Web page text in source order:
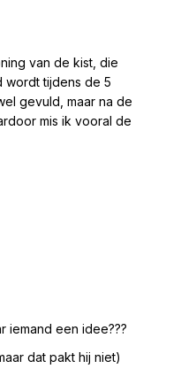
van de kist, die
wordt tijdens de 5
gevuld, maar na de
mis ik vooral de
iemand een idee???
dat pakt hij niet)